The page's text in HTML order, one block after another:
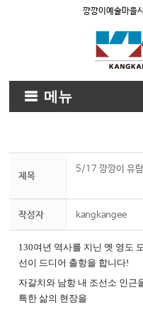
깡깡이예술마을
메뉴
제목
5/17 깡깡이 유
작성자 kangkangee
130여년 역사를 지닌 옛 영도
선이 드디어 출항을 합니다!
자갈치와 남항 내 조선소 인근
특한 삶의 현장을